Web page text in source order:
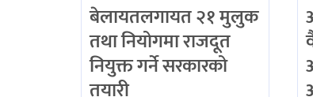
बेलायतलगायत २१ मुलुक
तथा नियोगमा राजदूत
नियुक्त गर्ने सरकारको
तयारी